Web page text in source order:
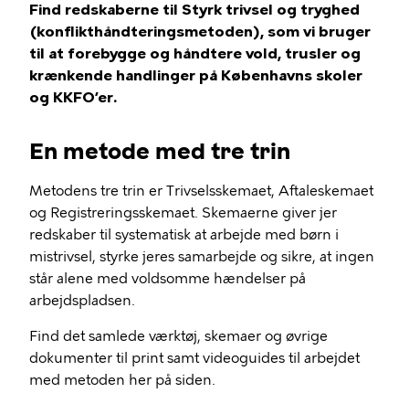
Find redskaberne til Styrk trivsel og tryghed
(konflikthåndteringsmetoden), som vi bruger
til at forebygge og håndtere vold, trusler og
krænkende handlinger på Københavns skoler
og KKFO’er.
En metode med tre trin
Metodens tre trin er Trivselsskemaet, Aftaleskemaet
og Registreringsskemaet. Skemaerne giver jer
redskaber til systematisk at arbejde med børn i
mistrivsel, styrke jeres samarbejde og sikre, at ingen
står alene med voldsomme hændelser på
arbejdspladsen.
Find det samlede værktøj, skemaer og øvrige
dokumenter til print samt videoguides til arbejdet
med metoden her på siden.